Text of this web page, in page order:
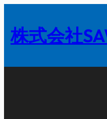
を
キ
株式会社